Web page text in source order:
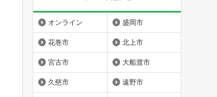
オンライン 盛岡市
花巻市 北上市
宮古市 大船渡市
久慈市 遠野市